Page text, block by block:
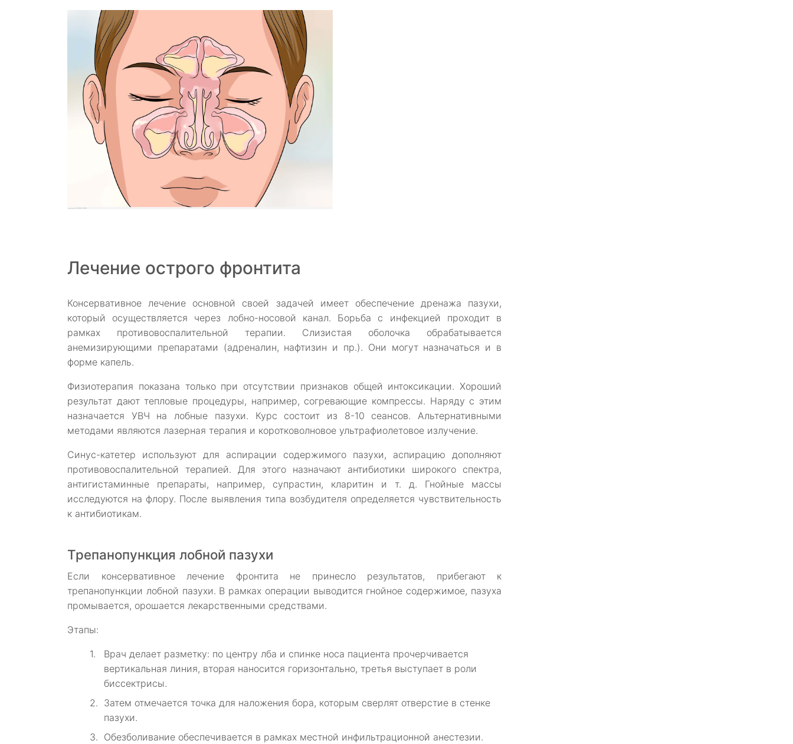
Лечение острого фронтита
Консервативное лечение основной своей задачей имеет обеспечение дренажа пазухи,
который осуществляется через лобно-носовой канал. Борьба с инфекцией проходит в
рамках противовоспалительной терапии. Слизистая оболочка обрабатывается
анемизирующими препаратами (адреналин, нафтизин и пр.). Они могут назначаться и в
форме капель.
Физиотерапия показана только при отсутствии признаков общей интоксикации. Хороший
результат дают тепловые процедуры, например, согревающие компрессы. Наряду с этим
назначается УВЧ на лобные пазухи. Курс состоит из 8-10 сеансов. Альтернативными
методами являются лазерная терапия и коротковолновое ультрафиолетовое излучение.
Синус-катетер используют для аспирации содержимого пазухи, аспирацию дополняют
противовоспалительной терапией. Для этого назначают антибиотики широкого спектра,
антигистаминные препараты, например, супрастин, кларитин и т. д. Гнойные массы
исследуются на флору. После выявления типа возбудителя определяется чувствительность
к антибиотикам.
Трепанопункция лобной пазухи
Если консервативное лечение фронтита не принесло результатов, прибегают к
трепанопункции лобной пазухи. В рамках операции выводится гнойное содержимое, пазуха
промывается, орошается лекарственными средствами.
Этапы:
Врач делает разметку: по центру лба и спинке носа пациента прочерчивается
вертикальная линия, вторая наносится горизонтально, третья выступает в роли
биссектрисы.
Затем отмечается точка для наложения бора, которым сверлят отверстие в стенке
пазухи.
Обезболивание обеспечивается в рамках местной инфильтрационной анестезии.